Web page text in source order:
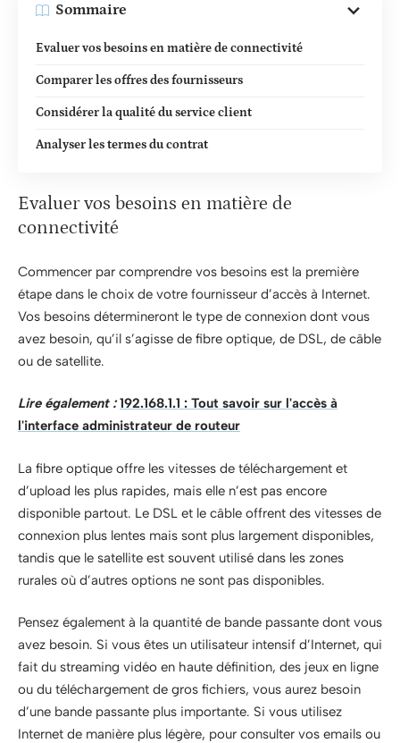
Sommaire
Evaluer vos besoins en matière de connectivité
Comparer les offres des fournisseurs
Considérer la qualité du service client
Analyser les termes du contrat
Evaluer vos besoins en matière de
connectivité
Commencer par comprendre vos besoins est la première
étape dans le choix de votre fournisseur d’accès à Internet.
Vos besoins détermineront le type de connexion dont vous
avez besoin, qu’il s’agisse de fibre optique, de DSL, de câble
ou de satellite.
Lire également : 192.168.1.1 : Tout savoir sur l'accès à
l'interface administrateur de routeur
La fibre optique offre les vitesses de téléchargement et
d’upload les plus rapides, mais elle n’est pas encore
disponible partout. Le DSL et le câble offrent des vitesses de
connexion plus lentes mais sont plus largement disponibles,
tandis que le satellite est souvent utilisé dans les zones
rurales où d’autres options ne sont pas disponibles.
Pensez également à la quantité de bande passante dont vous
avez besoin. Si vous êtes un utilisateur intensif d’Internet, qui
fait du streaming vidéo en haute définition, des jeux en ligne
ou du téléchargement de gros fichiers, vous aurez besoin
d’une bande passante plus importante. Si vous utilisez
Internet de manière plus légère, pour consulter vos emails ou